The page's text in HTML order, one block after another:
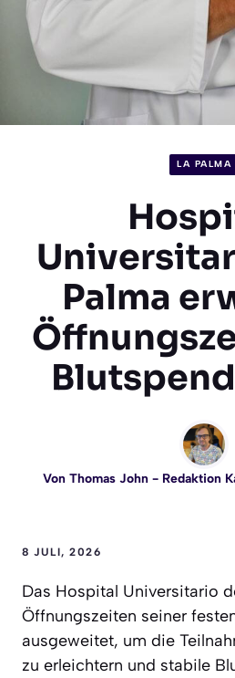
LA PALMA
Palma
Von Thomas John- Redaktion
8 JULI, 2026
Das Hospital Universitario
Öffnungszeiten seiner
ausgeweitet, um die
zu erleichtern und stabile